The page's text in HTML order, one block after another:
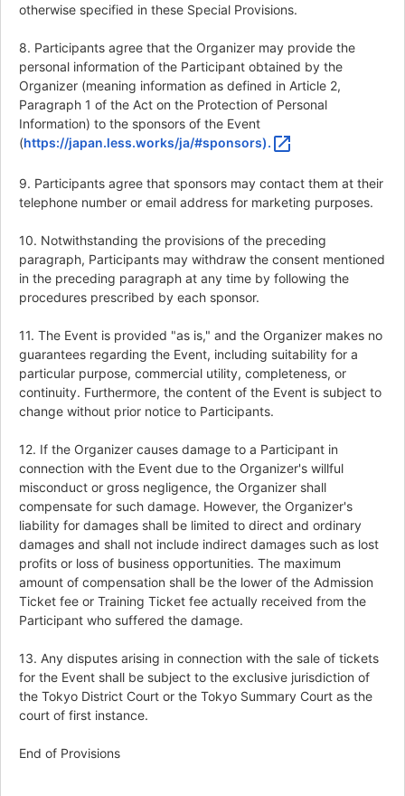
otherwise specified in these Special Provisions.
8. Participants agree that the Organizer may provide the
personal information of the Participant obtained by the
Organizer (meaning information as defined in Article 2,
Paragraph 1 of the Act on the Protection of Personal
Information) to the sponsors of the Event
(https://japan.less.works/ja/#sponsors). open_in_new
9. Participants agree that sponsors may contact them at their
telephone number or email address for marketing purposes.
10. Notwithstanding the provisions of the preceding
paragraph, Participants may withdraw the consent mentioned
in the preceding paragraph at any time by following the
procedures prescribed by each sponsor.
11. The Event is provided "as is," and the Organizer makes no
guarantees regarding the Event, including suitability for a
particular purpose, commercial utility, completeness, or
continuity. Furthermore, the content of the Event is subject to
change without prior notice to Participants.
12. If the Organizer causes damage to a Participant in
connection with the Event due to the Organizer's willful
misconduct or gross negligence, the Organizer shall
compensate for such damage. However, the Organizer's
liability for damages shall be limited to direct and ordinary
damages and shall not include indirect damages such as lost
profits or loss of business opportunities. The maximum
amount of compensation shall be the lower of the Admission
Ticket fee or Training Ticket fee actually received from the
Participant who suffered the damage.
13. Any disputes arising in connection with the sale of tickets
for the Event shall be subject to the exclusive jurisdiction of
the Tokyo District Court or the Tokyo Summary Court as the
court of first instance.
End of Provisions